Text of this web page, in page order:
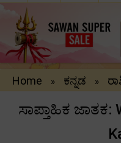
Home » ಕನ್ನಡ »
ಸಾಪ್ತಾಹಿಕ ಜಾತಕ: